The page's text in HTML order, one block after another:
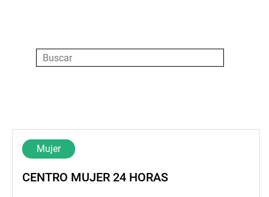
Mujer
CENTRO MUJER 24 HORAS